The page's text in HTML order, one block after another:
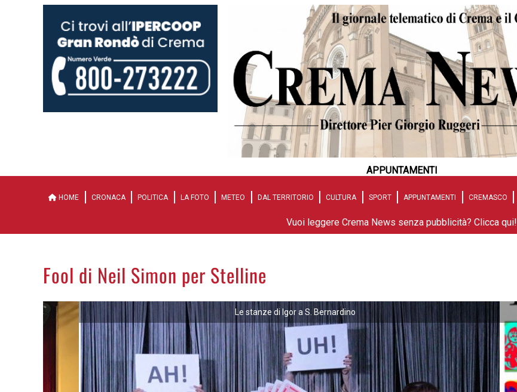
APPUNTAMENTI
HOME CRONACA POLITICA LA FOTO METEO DAL TERRITORIO CULTURA SPORT APPUNTAMENTI CREMASCO
Vuoi leggere Crema News senza pubblicità? Clicca qui!
Fool di Neil Simon per Stelline
Le stanze di Igor a S. Bernardino